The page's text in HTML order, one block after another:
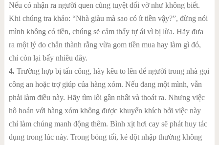
Nếu có nhận ra người quen cũng tuyệt đối vờ như không biết.
Khi chúng tra khảo: “Nhà giàu mà sao có ít tiền vậy?”, đừng nói
mình không có tiền, chúng sẽ cảm thấy tự ái vì bị lừa. Hãy đưa
ra một lý do chân thành rằng vừa gom tiền mua hay làm gì đó,
chỉ còn lại bấy nhiêu đây.
4. Trường hợp bị tấn công, hãy kêu to lên để người trong nhà gọi
công an hoặc trợ giúp của hàng xóm. Nếu đang một mình, vẫn
phải làm điều này. Hãy tìm lối gần nhất và thoát ra. Nhưng việc
hô hoán với hàng xóm không được khuyến khích bởi việc này
chỉ làm chúng manh động thêm. Bình xịt hơi cay sẽ phát huy tác
dụng trong lúc này. Trong bóng tối, kẻ đột nhập thường không